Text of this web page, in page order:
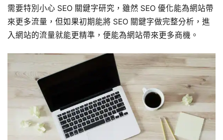
需要特別小心 SEO 關鍵字研究，雖然 SEO 優化能為網站帶
來更多流量，但如果初期能將 SEO 關鍵字做完整分析，進
入網站的流量就能更精準，便能為網站帶來更多商機。